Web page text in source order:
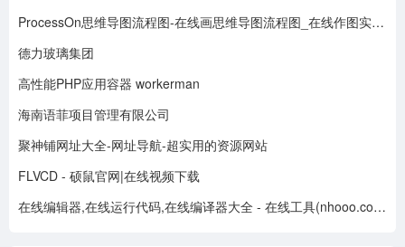
ProcessOn思维导图流程图-在线画思维导图流程图_在线作图实时协作
德力玻璃集团
高性能PHP应用容器 workerman
海南语菲项目管理有限公司
聚神铺网址大全-网址导航-超实用的资源网站
FLVCD - 硕鼠官网|在线视频下载
在线编辑器,在线运行代码,在线编译器大全 - 在线工具(nhooo.com)